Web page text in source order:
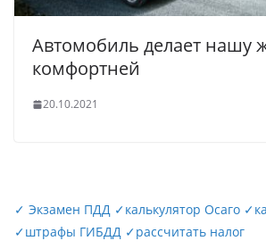
Автомобиль делает нашу
комфортней
20.10.2021
✓ Экзамен ПДД ✓калькулятор Осаго ✓
✓штрафы ГИБДД ✓рассчитать налог